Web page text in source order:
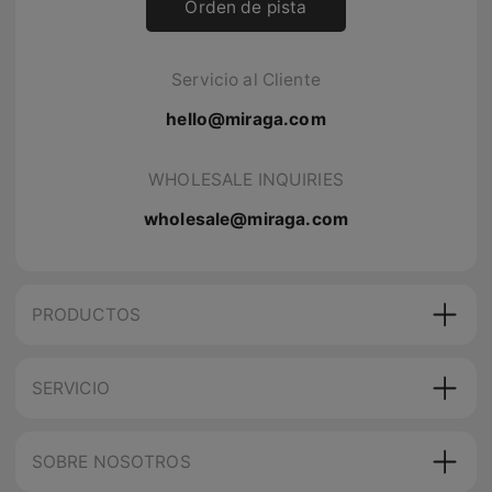
Orden de pista
Servicio al Cliente
hello@miraga.com
WHOLESALE INQUIRIES
wholesale@miraga.com
PRODUCTOS
SERVICIO
SOBRE NOSOTROS